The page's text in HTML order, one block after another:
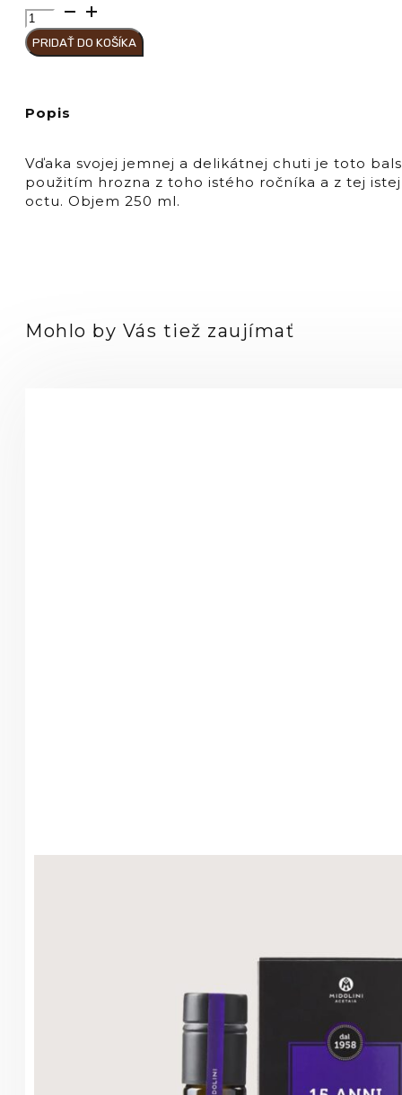
množstvo
MIDOLINI
Balsamico
PRIDAŤ DO KOŠÍKA
Popis
Vďaka svojej jemnej a delikátnej chuti je toto
použitím hrozna z toho istého ročníka a z tej
octu. Objem 250 ml.
Mohlo by Vás tiež zaujímať